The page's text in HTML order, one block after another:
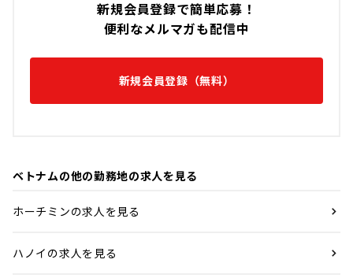
新規会員登録で簡単応募！
便利なメルマガも配信中
新規会員登録（無料）
ベトナムの他の勤務地の求人を見る
ホーチミンの求人を見る
ハノイの求人を見る